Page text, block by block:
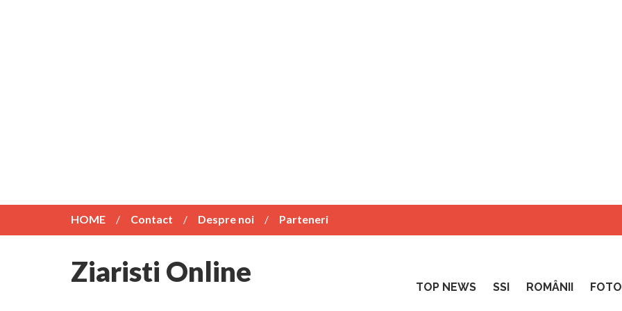
HOME Contact Despre noi Parteneri
Ziaristi Online TOP NEWS SSI ROMÂNII